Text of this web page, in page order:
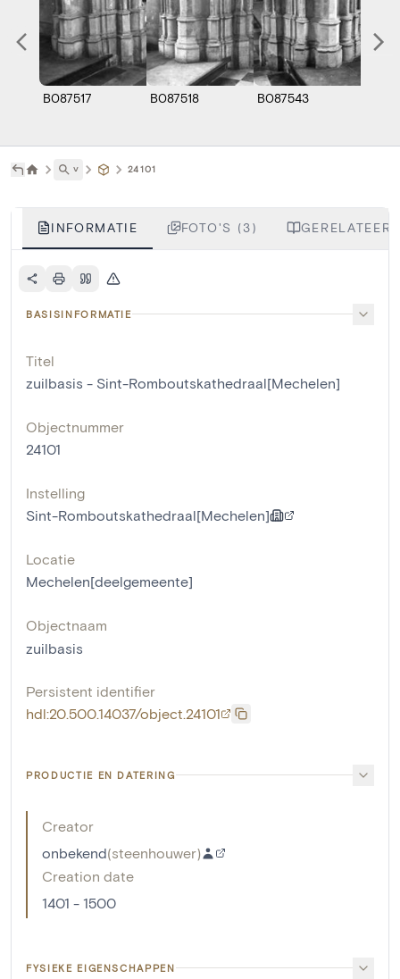
B087517 B087518 B087543
˅ 24101
INFORMATIE FOTO'S (3)
BASISINFORMATIE
Titel
zuilbasis - Sint-Romboutskathedraal[Mechelen]
Objectnummer
24101
Instelling
Sint-Romboutskathedraal[Mechelen]
Locatie
Mechelen[deelgemeente]
Objectnaam
zuilbasis
Persistent identifier
hdl:20.500.14037/object.24101
PRODUCTIE EN DATERING
Creator
onbekend(steenhouwer)
Creation date
1401 - 1500
FYSIEKE EIGENSCHAPPEN